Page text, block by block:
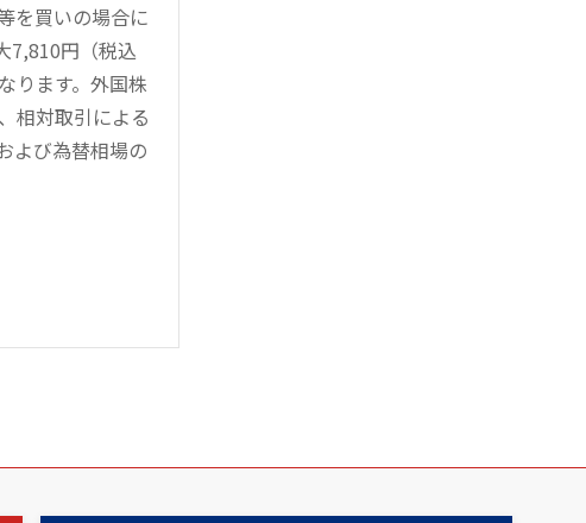
を買いの場合に
7,810円（税込
ります。外国株
相対取引による
よび為替相場の